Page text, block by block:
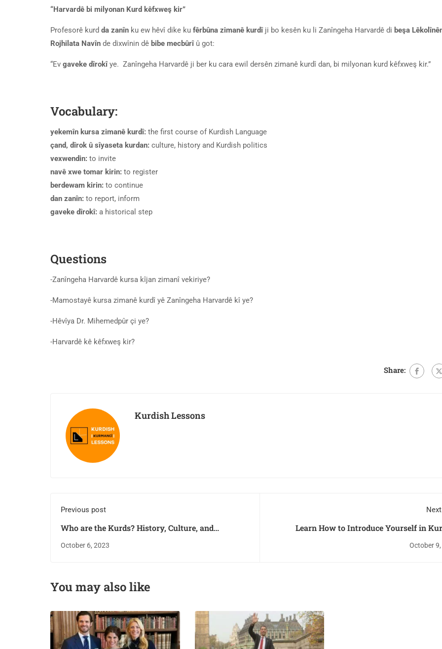
“Harvardê bi milyonan Kurd kêfxweş kir”
Profesorê kurd da zanîn ku ew hêvî dike ku fêrbûna zimanê kurdîji bo kesên ku li Zanîngeha Harvardê di beşa
Rojhilata Navîn de dixwînin dê bibe mecbûrîû got:
“Ev gaveke dîrokîye. Zanîngeha Harvardê ji ber ku cara ewil dersên zimanê kurdî dan, bi milyonan kurd kêfxweş kir.”
Vocabulary:
yekemîn kursa zimanê kurdî: the first course of Kurdish Language
çand, dîrok û sîyaseta kurdan: culture, history and Kurdish politics
vexwendin: to invite
navê xwe tomar kirin: to register
berdewam kirin: to continue
dan zanîn: to report, inform
gaveke dîrokî: a historical step
Questions
-Zanîngeha Harvardê kursa kîjan zimanî vekiriye?
-Mamostayê kursa zimanê kurdî yê Zanîngeha Harvardê kî ye?
-Hêvîya Dr. Mihemedpûr çi ye?
-Harvardê kê kêfxweş kir?
Share:
Kurdish Lessons
Previous post
Who are the Kurds? History, Culture, and
Challenges
October 6, 2023
Learn How to Introduce Yourself in
October
You may also like